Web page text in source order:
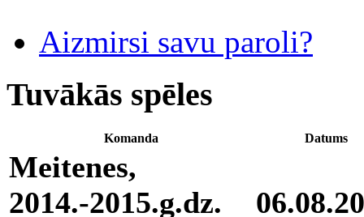
Aizmirsi savu paroli?
Tuvākās spēles
Komanda Datums
Meitenes,
2014.-2015.g.dz.